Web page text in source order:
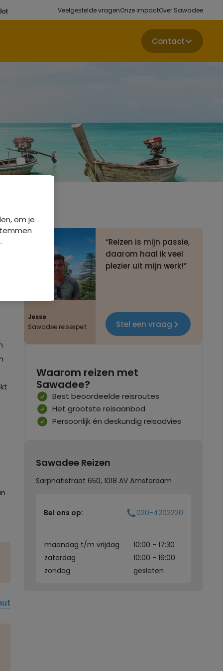
Veelgestelde vragenOnze impactOver Sawadee
Contact
Jesse
Sawadee reisexpert
Reizen is mijn passie,
daarom haal ik veel
plezier uit mijn werk!
Stel een vraag
Waarom reizen met
Sawadee?
Best beoordeelde reisroutes
Het grootste reisaanbod
Persoonlijk én deskundig reisadvies
Sawadee Reizen
Sarphatistraat 650, 1018 AV Amsterdam
Bel ons op: 020-4202220
maandag t/m vrijdag
10:00 - 17:30
zaterdag
10:00 - 16:00
zondag
gesloten
om je